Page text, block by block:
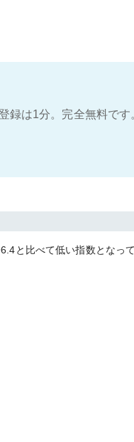
録は1分。完全無料です
と比べて低い指数となっ